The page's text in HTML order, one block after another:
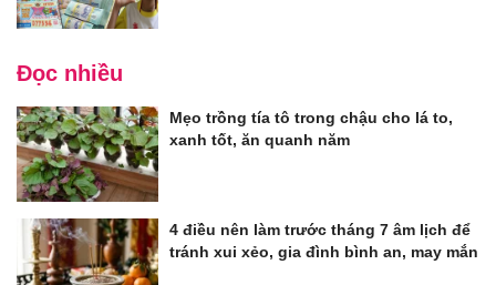
Đọc nhiều
Mẹo trồng tía tô trong chậu cho lá to,
xanh tốt, ăn quanh năm
4 điều nên làm trước tháng 7 âm lịch để
tránh xui xẻo, gia đình bình an, may mắn